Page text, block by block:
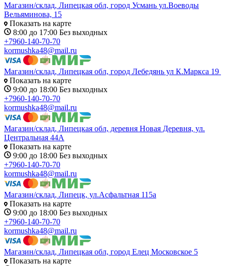
Магазин/склад, Липецкая обл, город Усмань ул.Воеводы
Вельяминова, 15
Показать на карте
8:00 до 17:00 Без выходных
+7960-140-70-70
kormushka48@mail.ru
Магазин/склад, Липецкая обл, город Лебедянь ул К.Маркса 19
Показать на карте
9:00 до 18:00 Без выходных
+7960-140-70-70
kormushka48@mail.ru
Магазин/склад, Липецкая обл, деревня Новая Деревня, ул.
Центральная 44А
Показать на карте
9:00 до 18:00 Без выходных
+7960-140-70-70
kormushka48@mail.ru
Магазин/склад, Липецк, ул.Асфальтная 115а
Показать на карте
9:00 до 18:00 Без выходных
+7960-140-70-70
kormushka48@mail.ru
Магазин/склад, Липецкая обл, город Елец Московское 5
Показать на карте